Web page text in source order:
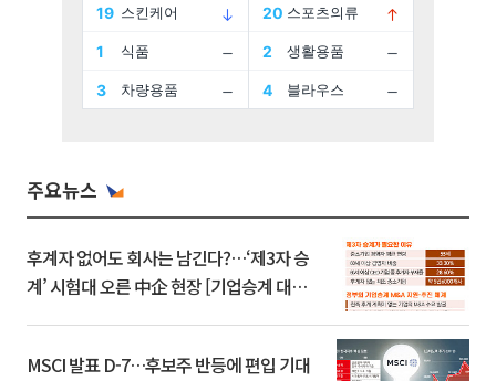
주요뉴스
후계자 없어도 회사는 남긴다?…‘제3자 승
계’ 시험대 오른 中企 현장 [기업승계 대전
MSCI 발표 D-7…후보주 반등에 편입 기대